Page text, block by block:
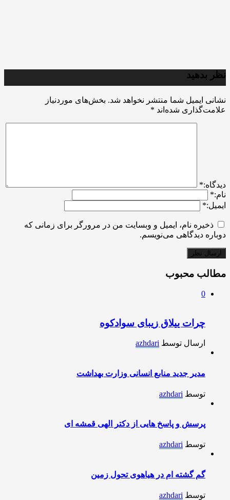
نظر بدهید
نشانی ایمیل شما منتشر نخواهد شد. بخش‌های موردنیاز
علامت‌گذاری شده‌اند *
ديدگاه:*
نام:*
ایمیل:*
ذخیره نام، ایمیل و وبسایت من در مرورگر برای زمانی که
دوباره دیدگاهی می‌نویسم.
مطالب محبوب
0
چرات ییلاق زیبای سوادکوه
ارسال توسط azhdari
مدیر جدید منابع انسانی وزارت بهداشت
توسط azhdari
پرسش و پاسخ هایی از دکتر الهی قمشه ای
توسط azhdari
گم گشته ام در هیاهوی تحول زمین
توسط azhdari